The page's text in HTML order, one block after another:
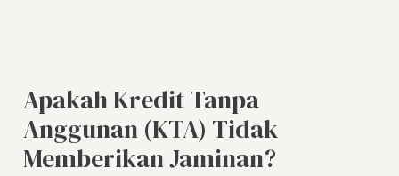
Apakah Kredit Tanpa
Anggunan (KTA) Tidak
Memberikan Jaminan?